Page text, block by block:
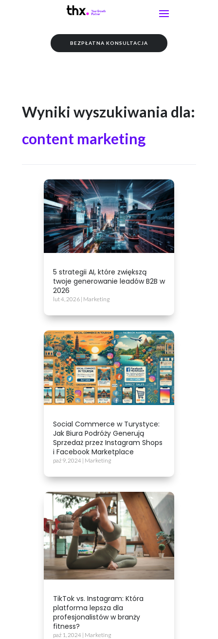
BEZPŁATNA KONSULTACJA
Wyniki wyszukiwania dla:
content marketing
5 strategii AI, które zwiększą
twoje generowanie leadów B2B w
2026
lut 4, 2026| Marketing
Social Commerce w Turystyce:
Jak Biura Podróży Generują
Sprzedaż przez Instagram Shops
i Facebook Marketplace
paź 9, 2024 | Marketing
TikTok vs. Instagram: Która
platforma lepsza dla
profesjonalistów w branży
fitness?
paź 1, 2024 | Marketing